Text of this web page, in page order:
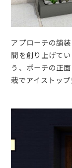
アプローチの舗
間を創り上げて
う、ポーチの正
栽でアイストップ